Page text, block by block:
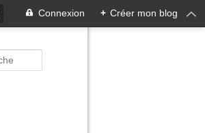
Connexion + Créer mon blog